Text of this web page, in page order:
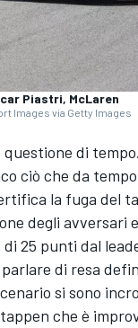
Piastri, McLaren
Images via Getty Images
di
ciò che da
la fuga del
degli avversari
25 punti dal
di resa
si sono
che è